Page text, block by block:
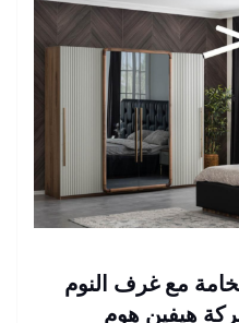
مع غرف النوم
هيفين هوم